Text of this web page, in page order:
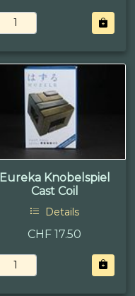
Eureka Knobelspiel
Cast Coil
Details
CHF 17.50